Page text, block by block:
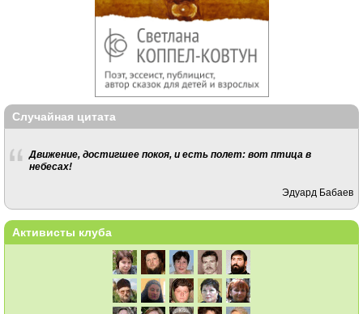
Случайная цитата
Движение, достигшее покоя, и есть полет: вот птица в
небесах!
Эдуард Бабаев
Активисты клуба